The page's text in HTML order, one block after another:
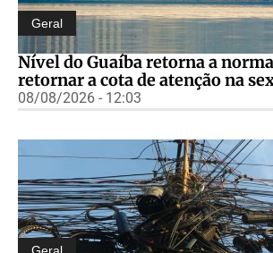
Geral
Nível do Guaíba retorna a
retornar a cota de atenção na
08/08/2026 - 12:03